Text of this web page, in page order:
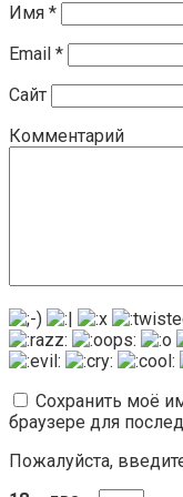
Имя *
Email *
Сайт
Комментарий
Сохранить моё
браузере для
Пожалуйста,